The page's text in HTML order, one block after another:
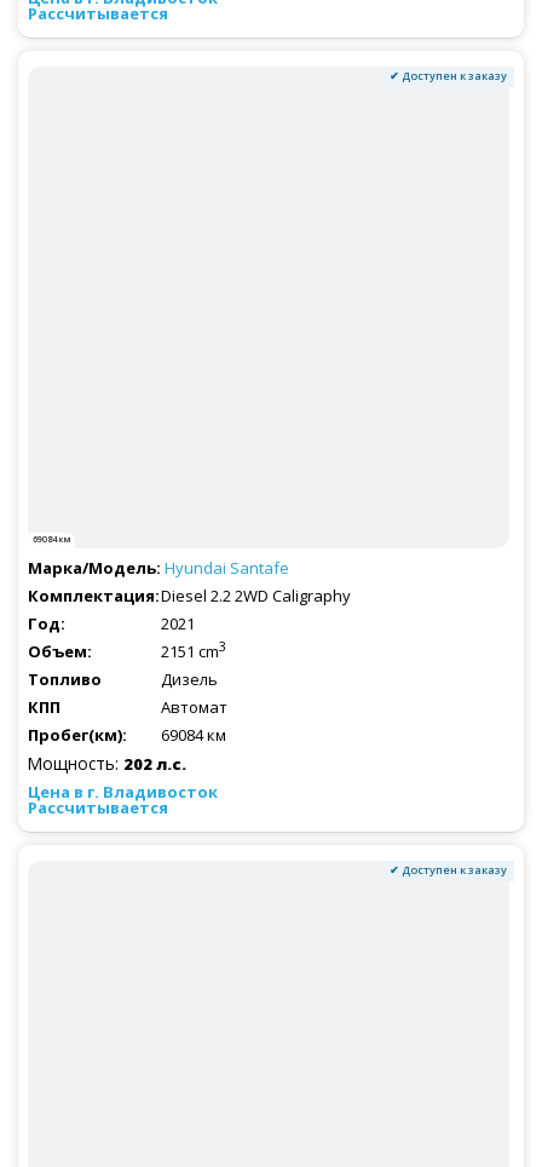
Рассчитывается
✔ Доступен к заказу
69084 км
Hyundai Santafe
Diesel 2.2 2WD Caligraphy
2021
2151 cm3
Дизель
Автомат
69084 км
Мощность: 202 л.с.
Рассчитывается
✔ Доступен к заказу